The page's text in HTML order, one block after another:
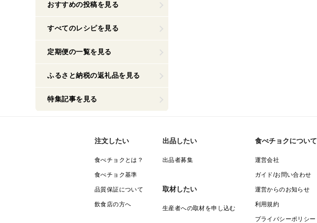
おすすめの投稿を見る
すべてのレシピを見る
定期便の一覧を見る
ふるさと納税の返礼品を見る
特集記事を見る
注文したい
食べチョクとは？
食べチョク基準
品質保証について
飲食店の方へ
出品したい
出品者募集
取材したい
生産者への取材を申し込む
食べチョクについて
運営会社
ガイド/お問い合わせ
運営からのお知らせ
利用規約
プライバシーポリシー